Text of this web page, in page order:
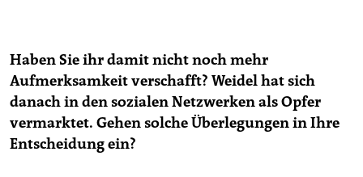
Haben Sie ihr damit nicht noch mehr
Aufmerksamkeit verschafft? Weidel hat sich
danach in den sozialen Netzwerken als Opfer
vermarktet. Gehen solche Überlegungen in Ihre
Entscheidung ein?